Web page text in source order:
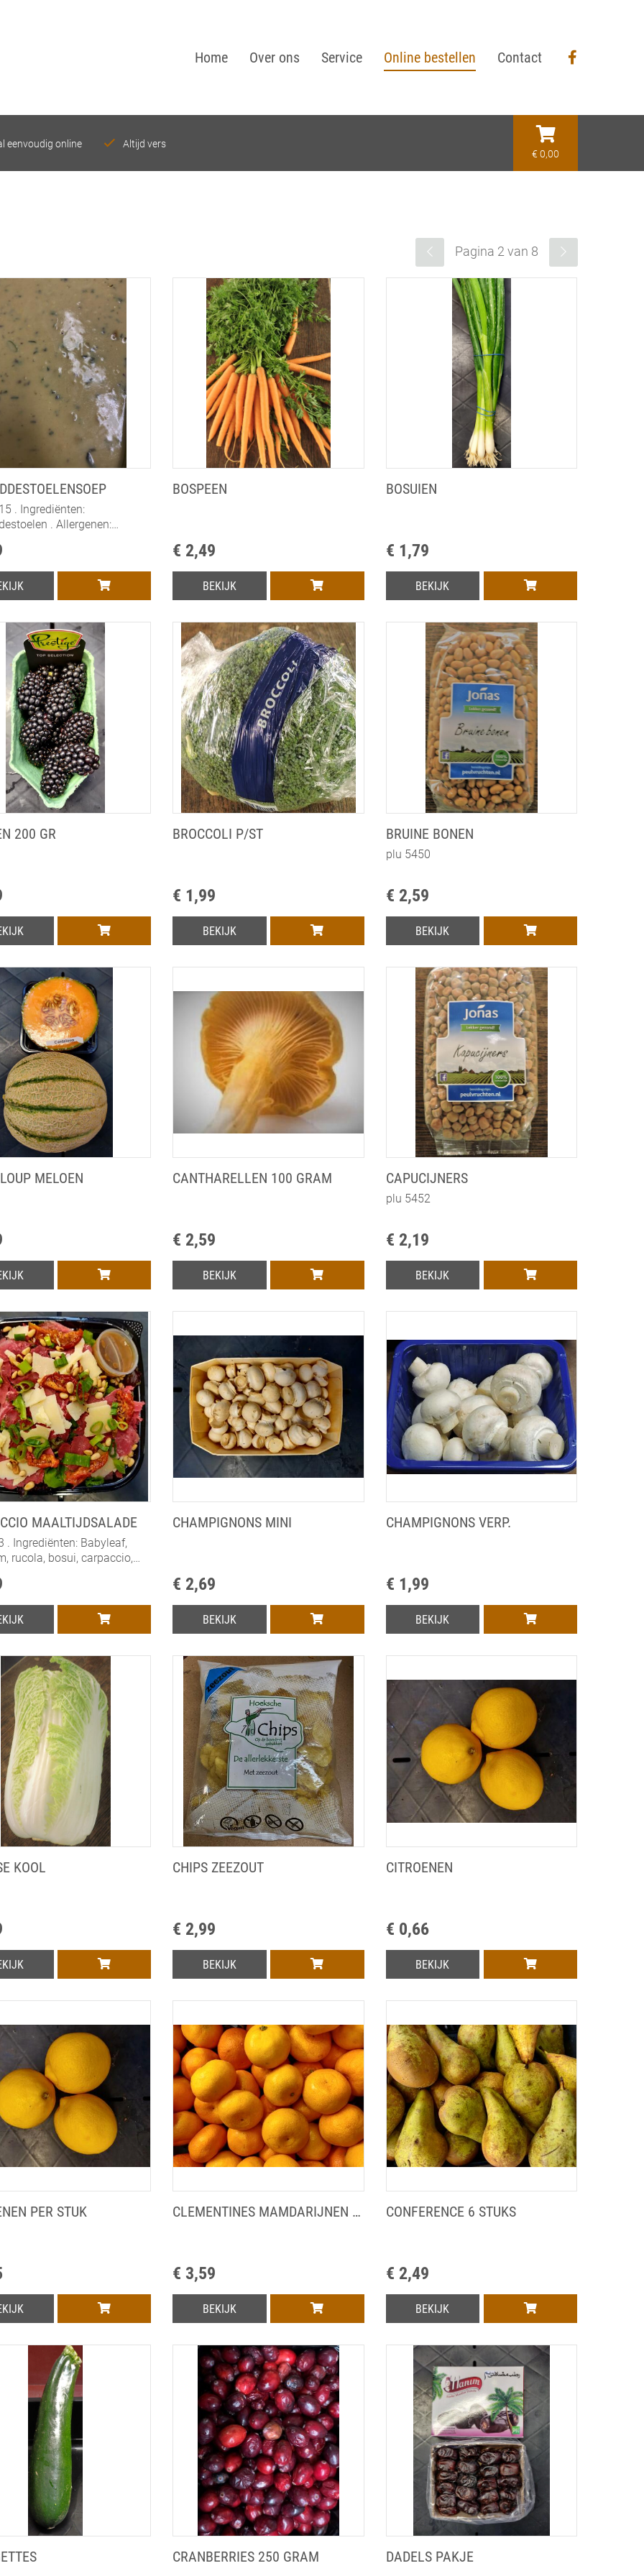
Home Over ons Service Online bestellen Contact
eenvoudig online
Altijd vers
€ 0,00
Pagina 2 van 8
. Ingrediënten:
. Allergenen:
BOSPEEN
€ 2,49
BEKIJK
BOSUIEN
€ 1,79
BEKIJK
200 GR BROCCOLI P/ST
€ 1,99
BEKIJK
BRUINE BONEN
plu 5450
€ 2,59
BEKIJK
MELOEN CANTHARELLEN 100 GRAM
€ 2,59
BEKIJK
CAPUCIJNERS
plu 5452
€ 2,19
BEKIJK
MAALTIJDSALADE
. Ingrediënten: Babyleaf,
rucola, bosui, carpaccio,
. Allergenen: MELK,
MOSTERD,
CHAMPIGNONS MINI
€ 2,69
BEKIJK
CHAMPIGNONS VERP.
€ 1,99
BEKIJK
KOOL CHIPS ZEEZOUT
€ 2,99
BEKIJK
CITROENEN
€ 0,66
BEKIJK
PER STUK CLEMENTINES MAMDARIJNEN 10ST
€ 3,59
BEKIJK
CONFERENCE 6 STUKS
€ 2,49
BEKIJK
CRANBERRIES 250 GRAM DADELS PAKJE